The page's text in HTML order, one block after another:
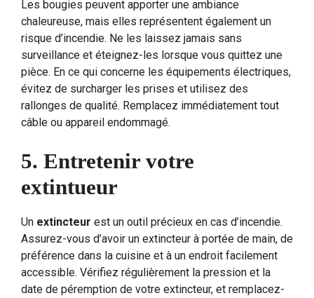
Les bougies peuvent apporter une ambiance
chaleureuse, mais elles représentent également un
risque d’incendie. Ne les laissez jamais sans
surveillance et éteignez-les lorsque vous quittez une
pièce. En ce qui concerne les équipements électriques,
évitez de surcharger les prises et utilisez des
rallonges de qualité. Remplacez immédiatement tout
câble ou appareil endommagé.
5. Entretenir votre
extintueur
Un extincteur est un outil précieux en cas d’incendie.
Assurez-vous d’avoir un extincteur à portée de main, de
préférence dans la cuisine et à un endroit facilement
accessible. Vérifiez régulièrement la pression et la
date de péremption de votre extincteur, et remplacez-